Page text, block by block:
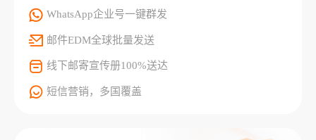
WhatsApp企业号一键群发
邮件EDM全球批量发送
线下邮寄宣传册100%送达
短信营销，多国覆盖